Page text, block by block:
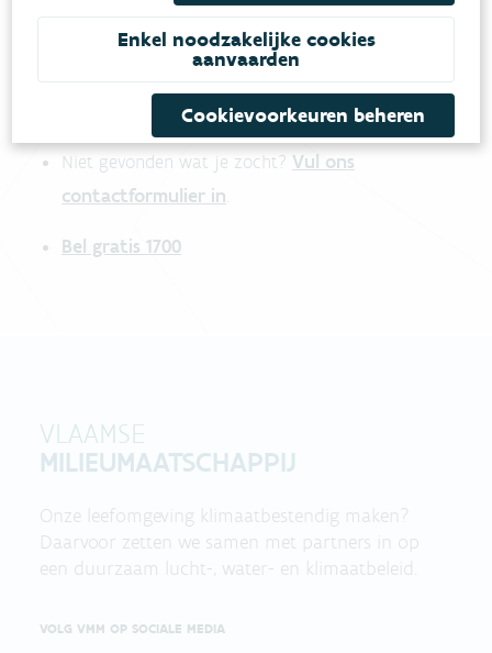
Heb je vragen?
Bekijk het overzicht van meestgestelde vragen
Niet gevonden wat je zocht? Vul ons
contactformulier in.
Bel gratis 1700
VLAAMSE
MILIEUMAATSCHAPPIJ
Onze leefomgeving klimaatbestendig maken?
Daarvoor zetten we samen met partners in op
een duurzaam lucht-, water- en klimaatbeleid.
VOLG VMM OP SOCIALE MEDIA
Enkel noodzakelijke cookies
aanvaarden
Cookievoorkeuren beheren